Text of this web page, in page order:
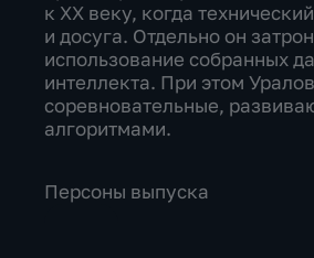
к XX веку, когда
и досуга. Отдельно он
использование собранных
интеллекта. При этом
соревновательные,
алгоритмами.
Персоны выпуска